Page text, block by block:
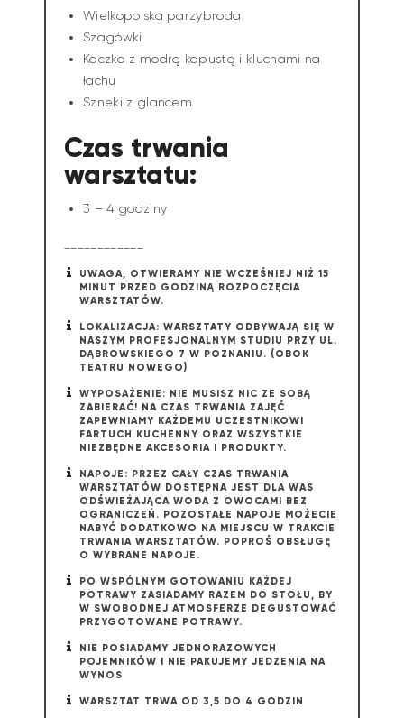
Wielkopolska parzybroda
Szagówki
Kaczka z modrą kapustą i kluchami na
łachu
Szneki z glancem
Czas trwania
warsztatu:
3 – 4 godziny
UWAGA, OTWIERAMY NIE WCZEŚNIEJ NIŻ 15
MINUT PRZED GODZINĄ ROZPOCZĘCIA
WARSZTATÓW.
LOKALIZACJA: WARSZTATY ODBYWAJĄ SIĘ W
NASZYM PROFESJONALNYM STUDIU PRZY UL.
DĄBROWSKIEGO 7 W POZNANIU. (OBOK
TEATRU NOWEGO)
WYPOSAŻENIE: NIE MUSISZ NIC ZE SOBĄ
ZABIERAĆ! NA CZAS TRWANIA ZAJĘĆ
ZAPEWNIAMY KAŻDEMU UCZESTNIKOWI
FARTUCH KUCHENNY ORAZ WSZYSTKIE
NIEZBĘDNE AKCESORIA I PRODUKTY.
NAPOJE: PRZEZ CAŁY CZAS TRWANIA
WARSZTATÓW DOSTĘPNA JEST DLA WAS
ODŚWIEŻAJĄCA WODA Z OWOCAMI BEZ
OGRANICZEŃ. POZOSTAŁE NAPOJE MOŻECIE
NABYĆ DODATKOWO NA MIEJSCU W TRAKCIE
TRWANIA WARSZTATÓW. POPROŚ OBSŁUGĘ
O WYBRANE NAPOJE.
PO WSPÓLNYM GOTOWANIU KAŻDEJ
POTRAWY ZASIADAMY RAZEM DO STOŁU, BY
W SWOBODNEJ ATMOSFERZE DEGUSTOWAĆ
PRZYGOTOWANE POTRAWY.
NIE POSIADAMY JEDNORAZOWYCH
POJEMNIKÓW I NIE PAKUJEMY JEDZENIA NA
WYNOS
WARSZTAT TRWA OD 3,5 DO 4 GODZIN